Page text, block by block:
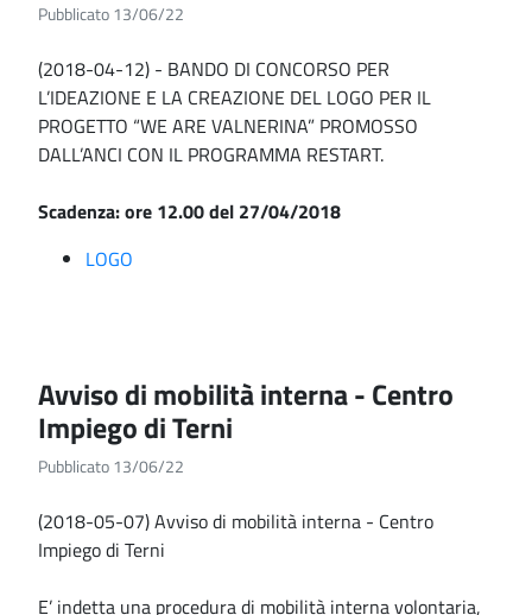
Pubblicato 13/06/22
(2018-04-12) - BANDO DI CONCORSO PER
L’IDEAZIONE E LA CREAZIONE DEL LOGO PER IL
PROGETTO “WE ARE VALNERINA” PROMOSSO
DALL’ANCI CON IL PROGRAMMA RESTART.
Scadenza: ore 12.00 del 27/04/2018
LOGO
Avviso di mobilità interna - Centro
Impiego di Terni
Pubblicato 13/06/22
(2018-05-07) Avviso di mobilità interna - Centro
Impiego di Terni
E’ indetta una procedura di mobilità interna volontaria,